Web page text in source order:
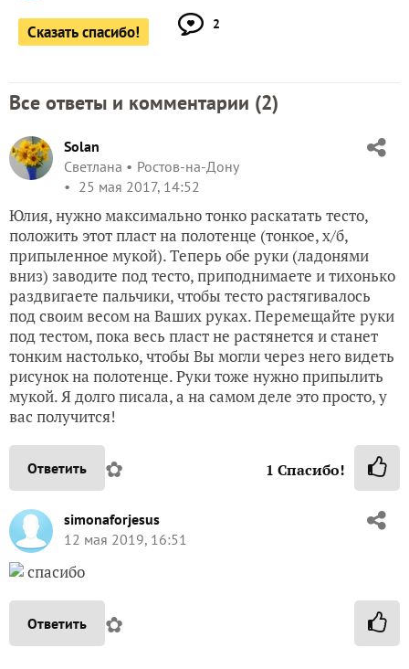
Сказать спасибо! 2
Все ответы и комментарии (2)
Solan
Светлана
Ростов-на-Дону
25 мая 2017, 14:52
Юлия, нужно максимально тонко раскатать тесто,
положить этот пласт на полотенце (тонкое, х/б,
припыленное мукой). Теперь обе руки (ладонями
вниз) заводите под тесто, приподнимаете и тихонько
раздвигаете пальчики, чтобы тесто растягивалось
под своим весом на Ваших руках. Перемещайте руки
под тестом, пока весь пласт не растянется и станет
тонким настолько, чтобы Вы могли через него видеть
рисунок на полотенце. Руки тоже нужно припылить
мукой. Я долго писала, а на самом деле это просто, у
вас получится!
Ответить ✿ 1 Спасибо!
simonaforjesus
12 мая 2019, 16:51
спасибо
Ответить ✿